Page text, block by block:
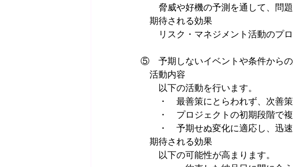
脅威や好機の予測を通して、問題
期待される効果
リスク・マネジメント活動のプロ
⑤　予期しないイベントや条件から
活動内容
以下の活動を行います。
・　最善策にとらわれず、次善策
・　プロジェクトの初期段階で複
・　予期せぬ変化に適応し、迅速
期待される効果
以下の可能性が高まります。